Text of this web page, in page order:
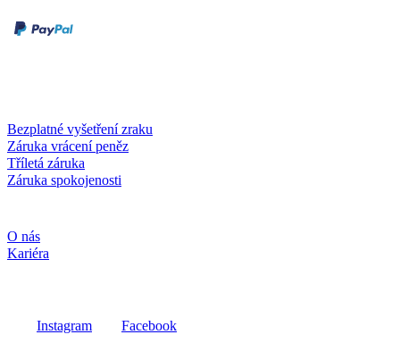
Bezplatné vyšetření zraku
Záruka vrácení peněz
Tříletá záruka
Záruka spokojenosti
O nás
Kariéra
Instagram Facebook